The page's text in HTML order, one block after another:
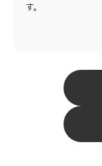
す。